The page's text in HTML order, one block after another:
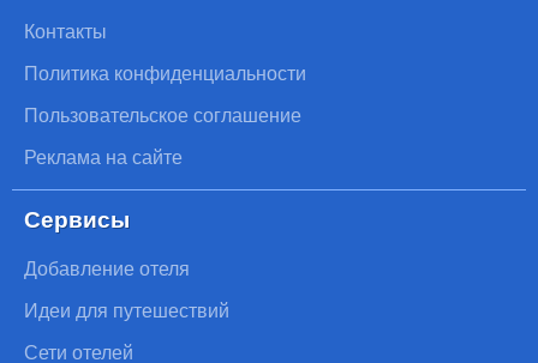
Контакты
Политика конфиденциальности
Пользовательское соглашение
Реклама на сайте
Сервисы
Добавление отеля
Идеи для путешествий
Сети отелей